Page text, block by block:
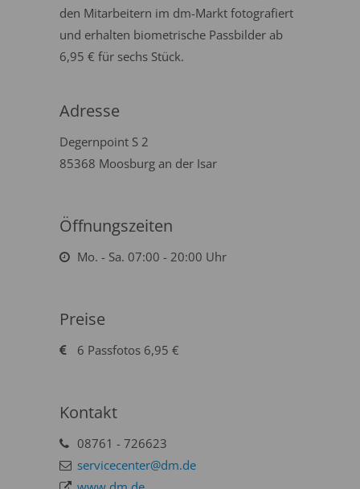
den Mitarbeitern im dm-Markt fotografiert
und erhalten biometrische Passbilder ab
6,95 € für sechs Stück.
Adresse
Degernpoint S 2
85368 Moosburg an der Isar
Öffnungszeiten
Mo. - Sa. 07:00 - 20:00 Uhr
Preise
6 Passfotos 6,95 €
Kontakt
08761 - 726623
servicecenter@dm.de